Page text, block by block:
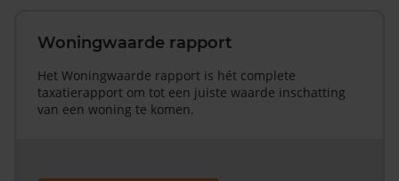
Woningwaarde rapport
Het Woningwaarde rapport is hét complete
taxatierapport om tot een juiste waarde inschatting
van een woning te komen.